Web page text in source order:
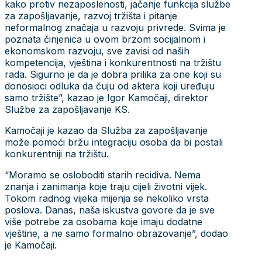
kako protiv nezaposlenosti, jačanje funkcija službe
za zapošljavanje, razvoj tržišta i pitanje
neformalnog značaja u razvoju privrede. Svima je
poznata činjenica u ovom brzom socijalnom i
ekonomskom razvoju, sve zavisi od naših
kompetencija, vještina i konkurentnosti na tržištu
rada. Sigurno je da je dobra prilika za one koji su
donosioci odluka da čuju od aktera koji uređuju
samo tržište”, kazao je Igor Kamočaji, direktor
Službe za zapošljavanje KS.
Kamočaji je kazao da Služba za zapošljavanje
može pomoći bržu integraciju osoba da bi postali
konkurentniji na tržištu.
“Moramo se osloboditi starih recidiva. Nema
znanja i zanimanja koje traju cijeli životni vijek.
Tokom radnog vijeka mijenja se nekoliko vrsta
poslova. Danas, naša iskustva govore da je sve
više potrebe za osobama koje imaju dodatne
vještine, a ne samo formalno obrazovanje”, dodao
je Kamočaji.